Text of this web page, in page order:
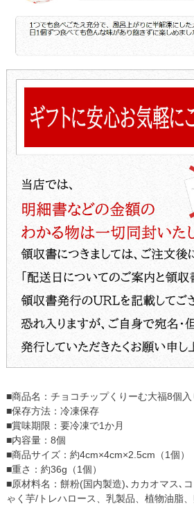
■商品名：チョコチップくりーむ大福8個入
■保存方法：冷凍保存
■賞味期限：要冷凍で1か月
■内容量：8個
■商品サイズ：約4cm×4cm×2.5cm（1個）
■重さ：約36g（1個）
■原材料名：餅粉(国内製造)､カカオマス､
ゃく芋/トレハロース、乳製品、植物油脂